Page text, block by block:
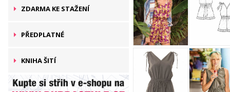
ZDARMA KE STAŽENÍ
PŘEDPLATNÉ
KNIHA ŠITÍ